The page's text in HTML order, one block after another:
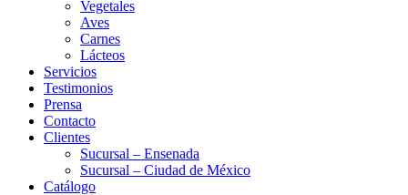
Vegetales
Aves
Carnes
Lácteos
Servicios
Testimonios
Prensa
Contacto
Clientes
Sucursal – Ensenada
Sucursal – Ciudad de México
Catálogo